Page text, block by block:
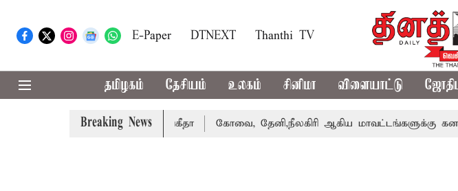
E-Paper DTNEXT Thanthi TV
தமிழகம் தேசியம் உலகம் சினிமா விளையாட்டு
Breaking News
வழக்கை வாபஸ் பெற்றார் சங்கீதா கோவை, தேனி,நீலகிரி ஆகிய மாவட்டங்களுக்கு கன மழை